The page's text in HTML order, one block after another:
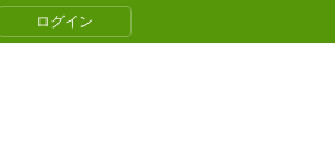
ログイン